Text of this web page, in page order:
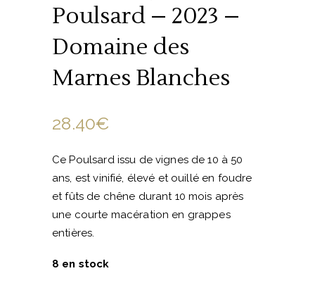
Poulsard – 2023 –
Domaine des
Marnes Blanches
28.40€
Ce Poulsard issu de vignes de 10 à 50
ans, est vinifié, élevé et ouillé en foudre
et fûts de chêne durant 10 mois après
une courte macération en grappes
entières.
8 en stock